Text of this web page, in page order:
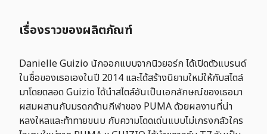
เรื่องราวของผลิตภัณฑ์
Danielle Guizio นักออกแบบจากนิวยอร์ก ได้เปิดตัวแบรนด์
ในชื่อของเธอเองในปี 2014 และได้สร้างนิยามใหม่ให้กับสไตล์
มาโดยตลอด Guizio ได้นำสไตล์อันเป็นเอกลักษณ์ของเธอมา
ผสมผสานกับมรดกด้านกีฬาของ PUMA ด้วยผลงานที่น่า
หลงใหลและท้าทายขนบ กับความโดดเด่นแบบไม่เกรงกลัวใคร